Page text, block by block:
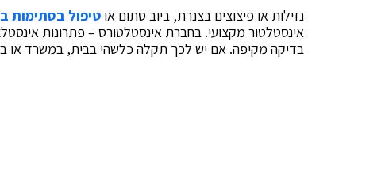
נזילות או פיצוצים בצנרת, ביוב סתום או טיפול בסתימות
אינסטלטור מקצועי. בחברת אינסטלטורס – פתרונות
בדיקה מקיפה. אם יש לכך תקלה כלשהי בבית, במשרד או